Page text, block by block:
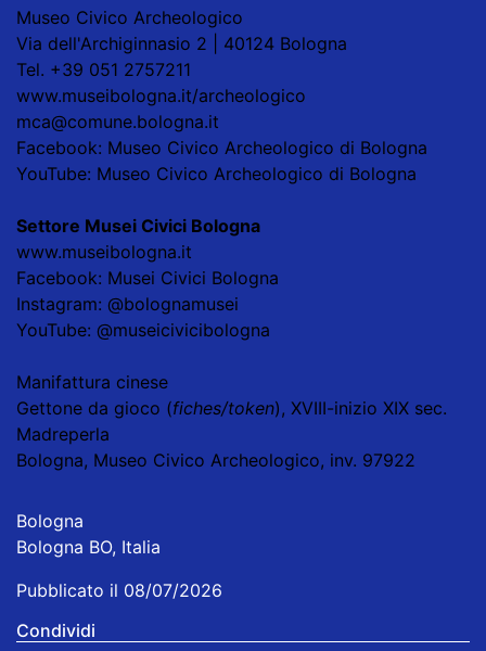
Museo Civico Archeologico
Via dell'Archiginnasio 2 | 40124 Bologna
Tel. +39 051 2757211
www.museibologna.it/archeologico
mca@comune.bologna.it
Facebook: Museo Civico Archeologico di Bologna
YouTube: Museo Civico Archeologico di Bologna
Settore Musei Civici Bologna
www.museibologna.it
Facebook: Musei Civici Bologna
Instagram: @bolognamusei
YouTube: @museicivicibologna
Manifattura cinese
Gettone da gioco (fiches/token), XVIII-inizio XIX sec.
Madreperla
Bologna, Museo Civico Archeologico, inv. 97922
Bologna
Bologna BO, Italia
Pubblicato il 08/07/2026
Condividi